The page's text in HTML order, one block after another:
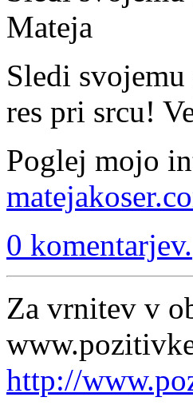
Mateja
Sledi
res pri srcu!
Poglej mojo
0 komentarjev.
Za vrnitev v
http://